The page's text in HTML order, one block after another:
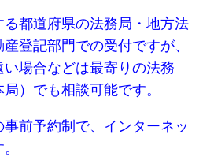
る都道府県の法務局・地方法
登記部門での受付ですが、
場合などは最寄りの法務
）でも相談可能です。
前予約制で、インターネッ